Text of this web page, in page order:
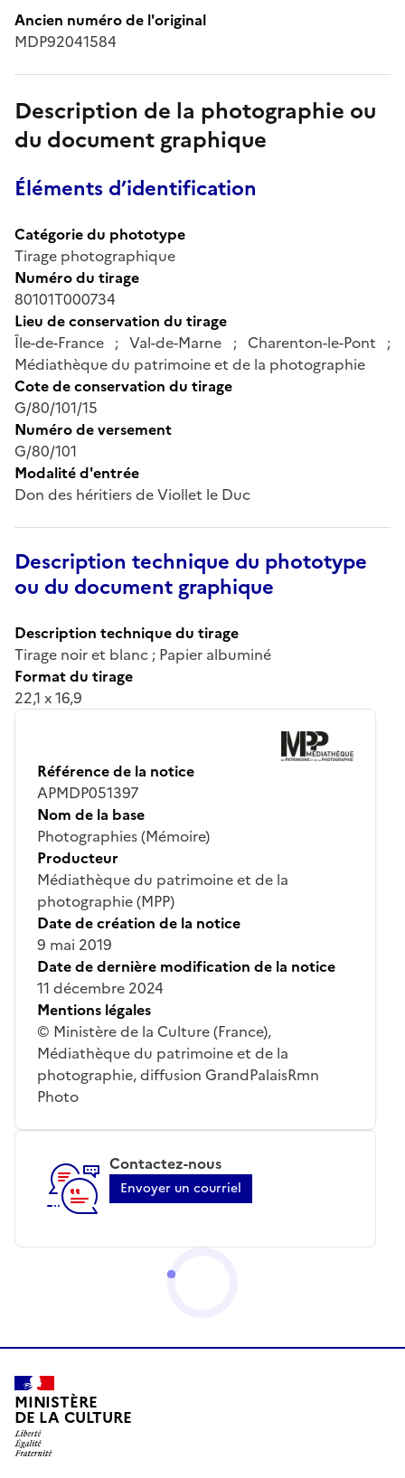
Ancien numéro de l'original
MDP92041584
Description de la photographie ou
du document graphique
Éléments d’identification
Catégorie du phototype
Tirage photographique
Numéro du tirage
80101T000734
Lieu de conservation du tirage
Île-de-France ; Val-de-Marne ; Charenton-le-Pont ;
Médiathèque du patrimoine et de la photographie
Cote de conservation du tirage
G/80/101/15
Numéro de versement
G/80/101
Modalité d'entrée
Don des héritiers de Viollet le Duc
Description technique du phototype
ou du document graphique
Description technique du tirage
Tirage noir et blanc ; Papier albuminé
Format du tirage
22,1 x 16,9
Référence de la notice
APMDP051397
Nom de la base
Photographies (Mémoire)
Producteur
Médiathèque du patrimoine et de la
photographie (MPP)
Date de création de la notice
9 mai 2019
Date de dernière modification de la notice
11 décembre 2024
Mentions légales
© Ministère de la Culture (France),
Médiathèque du patrimoine et de la
photographie, diffusion GrandPalaisRmn
Photo
Contactez-nous
Envoyer un courriel
MINISTÈRE
DE LA CULTURE